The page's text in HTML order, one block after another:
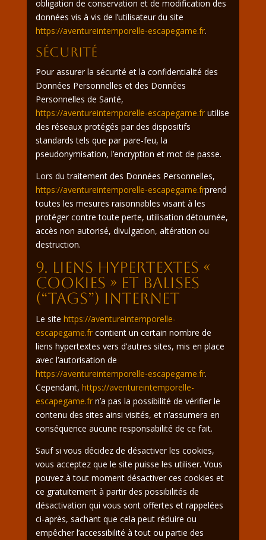
obligation de conservation et de modification des
données vis à vis de l’utilisateur du site
https://aventureintemporelle-escapegame.fr.
Sécurité
Pour assurer la sécurité et la confidentialité des
Données Personnelles et des Données
Personnelles de Santé,
https://aventureintemporelle-escapegame.frutilise
des réseaux protégés par des dispositifs
standards tels que par pare-feu, la
pseudonymisation, l’encryption et mot de passe.
Lors du traitement des Données Personnelles,
https://aventureintemporelle-escapegame.frprend
toutes les mesures raisonnables visant à les
protéger contre toute perte, utilisation détournée,
accès non autorisé, divulgation, altération ou
destruction.
9. Liens hypertextes «
cookies » et balises
(“tags”) internet
Le site https://aventureintemporelle-
escapegame.frcontient un certain nombre de
liens hypertextes vers d’autres sites, mis en place
avec l’autorisation de
https://aventureintemporelle-escapegame.fr.
Cependant, https://aventureintemporelle-
escapegame.frn’a pas la possibilité de vérifier le
contenu des sites ainsi visités, et n’assumera en
conséquence aucune responsabilité de ce fait.
Sauf si vous décidez de désactiver les cookies,
vous acceptez que le site puisse les utiliser. Vous
pouvez à tout moment désactiver ces cookies et
ce gratuitement à partir des possibilités de
désactivation qui vous sont offertes et rappelées
ci-après, sachant que cela peut réduire ou
empêcher l’accessibilité à tout ou partie des